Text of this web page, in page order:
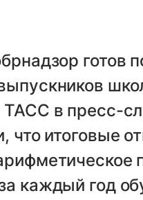
готов
ТАСС в пресс-
итоговые
каждый год